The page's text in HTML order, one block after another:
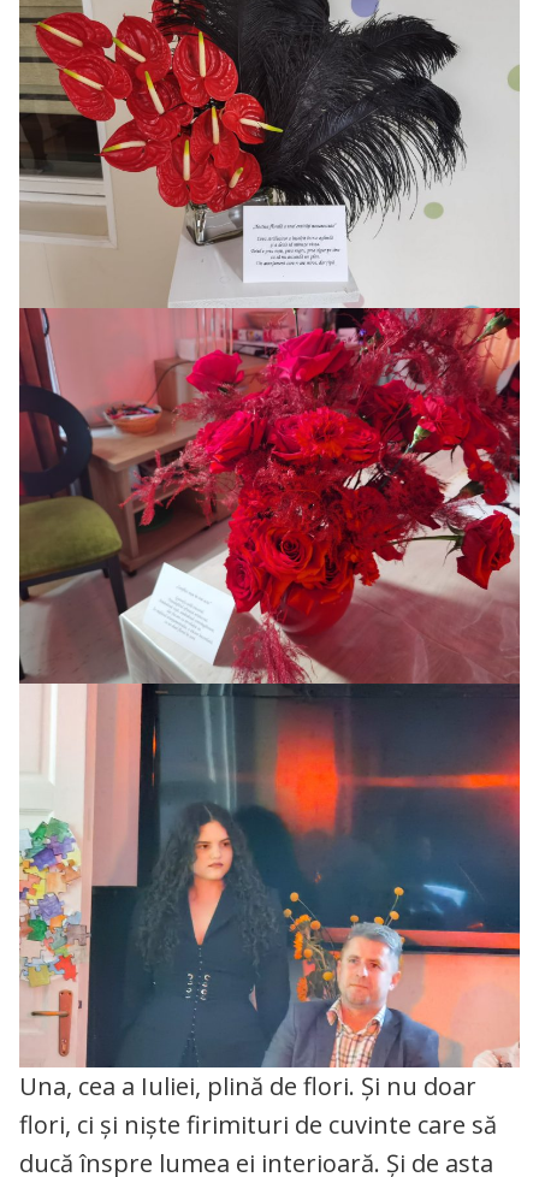
Una, cea a Iuliei, plină de flori. Și nu doar
flori, ci și niște firimituri de cuvinte care să
ducă înspre lumea ei interioară. Și de asta